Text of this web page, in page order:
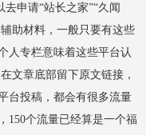
申请“站长之家”“久闻
助材料，一般只要有这些
人专栏意味着这些平台认
文章底部留下原文链接，
台投稿，都会有很多流量
150个流量已经算是一个福